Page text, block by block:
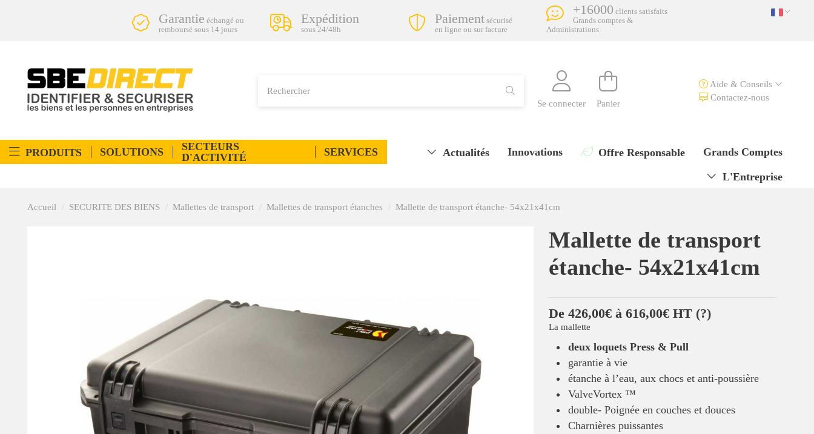
Garantie échangé ou
remboursé sous 14 jours
Expédition
sous 24/48h
Paiement sécurisé
en ligne ou sur facture
+16000 clients satisfaits
Grands comptes &
Administrations
Se connecter Panier
Aide & Conseils
Contactez-nous
PRODUITS SOLUTIONS
SECTEURS
D'ACTIVITÉ
SERVICES Grands Comptes
Offre Responsable
Innovations
Actualités
L'Entreprise
Accueil SECURITE DES BIENS Mallettes de transport Mallettes de transport étanches Mallette de transport étanche- 54x21x41cm
Mallette de transport
étanche- 54x21x41cm
De 426,00€ à 616,00€ HT (?)
La mallette
deux loquets Press & Pull
garantie à vie
étanche à l’eau, aux chocs et anti-poussière
ValveVortex ™
double- Poignée en couches et douces
Charnières puissantes